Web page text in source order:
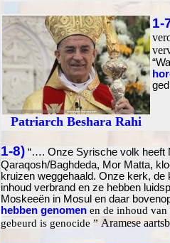
Patriarch Beshara Rahi
1-
1-8)“…. Onze Syrische volk heeft
Qaraqosh/Baghdeda, Mor Matta,
kruizen weggehaald. Onze kerk,
inhoud verbrand en ze hebben
Moskeeën in Mosul en daar
hebben genomenen de inhoud van
gebeurd is genocide ” Aramese